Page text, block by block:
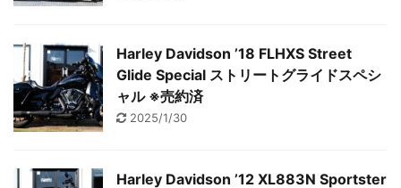
Harley Davidson ’18 FLHXS Street
Glide Special ストリートグライドスペシ
ャル ※売約済
2025/1/30
Harley Davidson ’12 XL883N Sportster